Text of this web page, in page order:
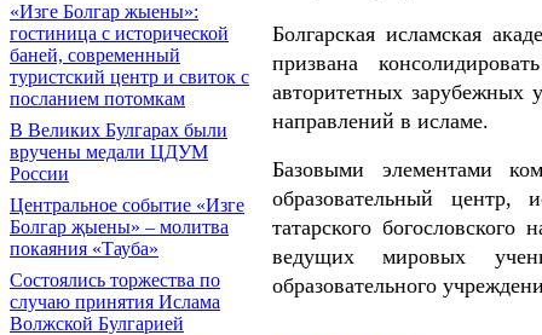
«Изге Болгар жыены»:
гостиница с исторической
баней, современный
туристский центр и свиток с
посланием потомкам
В Великих Булгарах были
вручены медали ЦДУМ
России
Центральное событие «Изге
Болгар җыены» – молитва
покаяния «Тауба»
Состоялись торжества по
случаю принятия Ислама
Волжской Булгарией
Болгарская исламская
призвана
авторитетных зарубежных
направлений в исламе.
Базовыми элементами
образовательный центр,
татарского
ведущих мировых
образовательного